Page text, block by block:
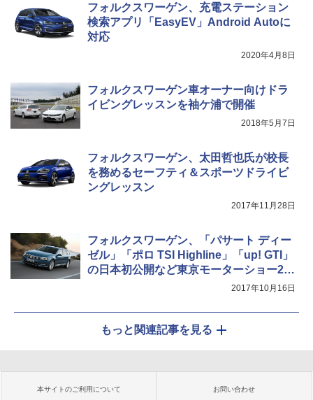
フォルクスワーゲン、充電ステーション
検索アプリ「EasyEV」Android Autoに
対応
2020年4月8日
フォルクスワーゲン車オーナー向けドラ
イビングレッスンを袖ケ浦で開催
2018年5月7日
フォルクスワーゲン、太田哲也氏が校長
を務めるセーフティ＆スポーツドライビ
ングレッスン
2017年11月28日
フォルクスワーゲン、「パサート ディー
ゼル」「ポロ TSI Highline」「up! GTI」
の日本初公開など東京モーターショー20
2017年10月16日
もっと関連記事を見る
本サイトのご利用について お問い合わせ